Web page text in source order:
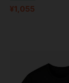
¥1,055